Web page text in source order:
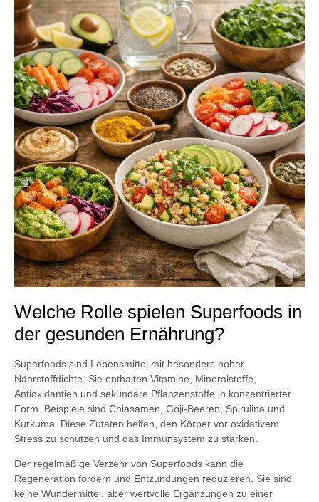
Welche Rolle spielen Superfoods in
der gesunden Ernährung?
Superfoods sind Lebensmittel mit besonders hoher
Nährstoffdichte. Sie enthalten Vitamine, Mineralstoffe,
Antioxidantien und sekundäre Pflanzenstoffe in konzentrierter
Form. Beispiele sind Chiasamen, Goji-Beeren, Spirulina und
Kurkuma. Diese Zutaten helfen, den Körper vor oxidativem
Stress zu schützen und das Immunsystem zu stärken.
Der regelmäßige Verzehr von Superfoods kann die
Regeneration fördern und Entzündungen reduzieren. Sie sind
keine Wundermittel, aber wertvolle Ergänzungen zu einer